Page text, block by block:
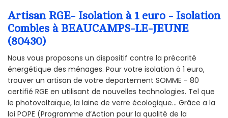
Artisan RGE- Isolation à 1 euro - Isolation
Combles à BEAUCAMPS-LE-JEUNE
(80430)
Nous vous proposons un dispositif contre la précarité
énergétique des ménages. Pour votre isolation à 1 euro,
trouver un artisan de votre departement SOMME - 80
certifié RGE en utilisant de nouvelles technologies. Tel que
le photovoltaïque, la laine de verre écologique... Grâce a la
loi POPE (Programme d’Action pour la qualité de la